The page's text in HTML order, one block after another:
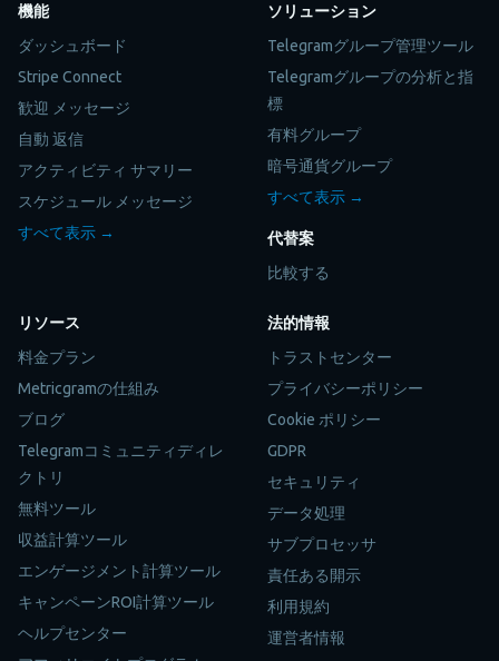
機能
ダッシュボード
Stripe Connect
歓迎 メッセージ
自動 返信
アクティビティ サマリー
スケジュール メッセージ
すべて表示 →
ソリューション
Telegramグループ管理ツール
Telegramグループの分析と指
標
有料グループ
暗号通貨グループ
すべて表示 →
代替案
比較する
リソース
料金プラン
Metricgramの仕組み
ブログ
Telegramコミュニティディレ
クトリ
無料ツール
収益計算ツール
エンゲージメント計算ツール
キャンペーンROI計算ツール
ヘルプセンター
法的情報
トラストセンター
プライバシーポリシー
Cookie ポリシー
GDPR
セキュリティ
データ処理
サブプロセッサ
責任ある開示
利用規約
運営者情報